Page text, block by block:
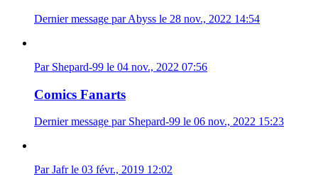
Dernier message par Abyss le 28 nov., 2022 14:54
Par Shepard-99 le 04 nov., 2022 07:56
Comics Fanarts
Dernier message par Shepard-99 le 06 nov., 2022 15:23
Par Jafr le 03 févr., 2019 12:02